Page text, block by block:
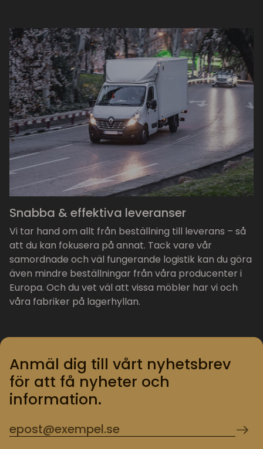
Snabba & effektiva leveranser
Vi tar hand om allt från beställning till leverans – så
att du kan fokusera på annat. Tack vare vår
samordnade och väl fungerande logistik kan du göra
även mindre beställningar från våra producenter i
Europa. Och du vet väl att vissa möbler har vi och
våra fabriker på lagerhyllan.
Anmäl dig till vårt nyhetsbrev
för att få nyheter och
information.